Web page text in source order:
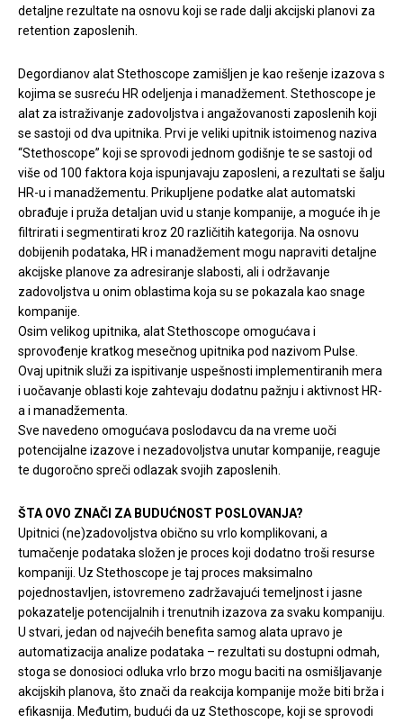
detaljne rezultate na osnovu koji se rade dalji akcijski planovi za
retention zaposlenih.
Degordianov alat Stethoscope zamišljen je kao rešenje izazova s
kojima se susreću HR odeljenja i manadžement. Stethoscope je
alat za istraživanje zadovoljstva i angažovanosti zaposlenih koji
se sastoji od dva upitnika. Prvi je veliki upitnik istoimenog naziva
“Stethoscope” koji se sprovodi jednom godišnje te se sastoji od
više od 100 faktora koja ispunjavaju zaposleni, a rezultati se šalju
HR-u i manadžementu. Prikupljene podatke alat automatski
obrađuje i pruža detaljan uvid u stanje kompanije, a moguće ih je
filtrirati i segmentirati kroz 20 različitih kategorija. Na osnovu
dobijenih podataka, HR i manadžement mogu napraviti detaljne
akcijske planove za adresiranje slabosti, ali i održavanje
zadovoljstva u onim oblastima koja su se pokazala kao snage
kompanije.
Osim velikog upitnika, alat Stethoscope omogućava i
sprovođenje kratkog mesečnog upitnika pod nazivom Pulse.
Ovaj upitnik služi za ispitivanje uspešnosti implementiranih mera
i uočavanje oblasti koje zahtevaju dodatnu pažnju i aktivnost HR-
a i manadžementa.
Sve navedeno omogućava poslodavcu da na vreme uoči
potencijalne izazove i nezadovoljstva unutar kompanije, reaguje
te dugoročno spreči odlazak svojih zaposlenih.
ŠTA OVO ZNAČI ZA BUDUĆNOST POSLOVANJA?
Upitnici (ne)zadovoljstva obično su vrlo komplikovani, a
tumačenje podataka složen je proces koji dodatno troši resurse
kompaniji. Uz Stethoscope je taj proces maksimalno
pojednostavljen, istovremeno zadržavajući temeljnost i jasne
pokazatelje potencijalnih i trenutnih izazova za svaku kompaniju.
U stvari, jedan od najvećih benefita samog alata upravo je
automatizacija analize podataka – rezultati su dostupni odmah,
stoga se donosioci odluka vrlo brzo mogu baciti na osmišljavanje
akcijskih planova, što znači da reakcija kompanije može biti brža i
efikasnija. Međutim, budući da uz Stethoscope, koji se sprovodi